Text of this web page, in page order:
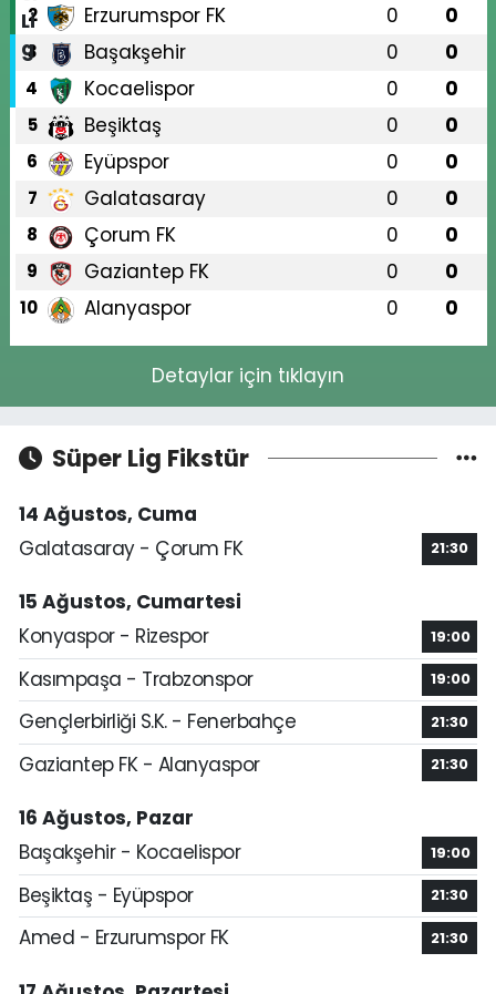
2 Erzurumspor FK 0 0
3 Başakşehir 0 0
4 Kocaelispor 0 0
5 Beşiktaş 0 0
6 Eyüpspor 0 0
7 Galatasaray 0 0
8 Çorum FK 0 0
9 Gaziantep FK 0 0
10 Alanyaspor 0 0
Detaylar için tıklayın
Süper Lig Fikstür
14 Ağustos, Cuma
Galatasaray - Çorum FK
21:30
15 Ağustos, Cumartesi
Konyaspor - Rizespor
19:00
Kasımpaşa - Trabzonspor 19:00
Gençlerbirliği S.K. - Fenerbahçe 21:30
Gaziantep FK - Alanyaspor 21:30
16 Ağustos, Pazar
Başakşehir - Kocaelispor
19:00
Beşiktaş - Eyüpspor 21:30
Amed - Erzurumspor FK 21:30